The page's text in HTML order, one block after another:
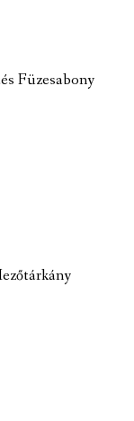
Füzesabony